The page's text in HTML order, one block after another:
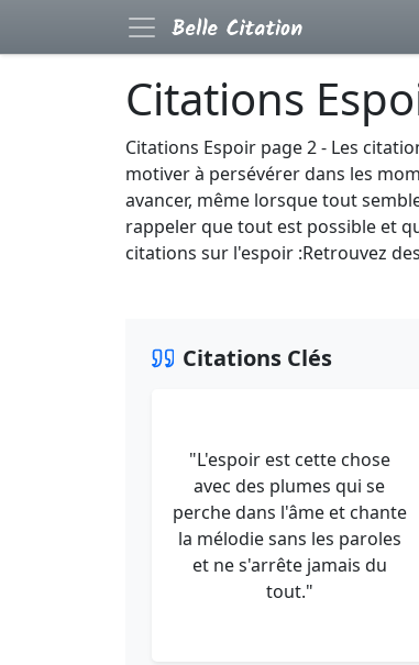
Citations
Citations Espoir page 2 - Les
motiver à persévérer dans les
avancer, même lorsque tout
rappeler que tout est possible et
citations sur l'espoir :Retrouvez
Citations Clés
"L'espoir est cette chose
avec des plumes qui se
perche dans l'âme et chante
la mélodie sans les paroles
et ne s'arrête jamais du
tout."